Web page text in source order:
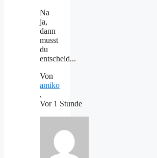
Na
ja,
dann
musst
du
entscheid...
Von
amiko
,
Vor 1 Stunde